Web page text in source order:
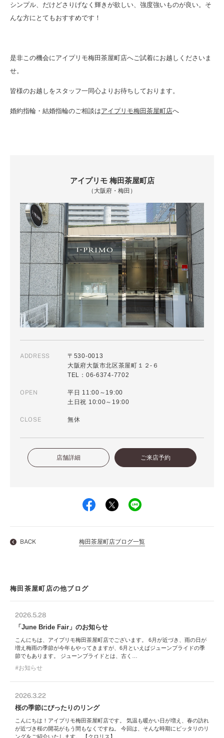
シンプル、だけどさりげなく輝きが欲しい、強度強いものが良い。そ
んな方にとてもおすすめです！
是非この機会にアイプリモ梅田茶屋町店へご試着にお越しくださいま
せ。
皆様のお越しをスタッフ一同心よりお待ちしております。
婚約指輪・結婚指輪のご相談はアイプリモ梅田茶屋町店へ
アイプリモ 梅田茶屋町店
（大阪府・梅田）
ADDRESS
〒530-0013
大阪府大阪市北区茶屋町１２-６
TEL：06-6374-7702
OPEN
平日 11:00～19:00
土日祝 10:00～19:00
CLOSE 無休
店舗詳細 ご来店予約
BACK 梅田茶屋町店ブログ一覧
梅田茶屋町店の他ブログ
2026.5.28
「June Bride Fair」のお知らせ
こんにちは、アイプリモ梅田茶屋町店でございます。 6月が近づき、雨の日が
増え梅雨の季節が今年もやってきますが、6月といえばジューンブライドの季
節でもあります。 ジューンブライドとは、古く…
お知らせ
2026.3.22
桜の季節にぴったりのリング
こんにちは！アイプリモ梅田茶屋町店です。 気温も暖かい日が増え、春の訪れ
が近づき桜の開花がもう間もなくですね。 今回は、そんな時期にピッタリのリ
ングをご紹介いたします。 【クロリス】 …